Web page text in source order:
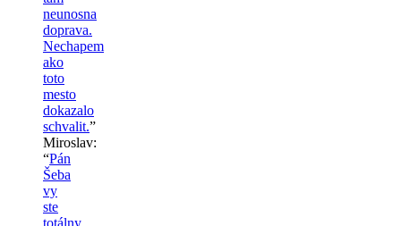
neunosna
doprava.
Nechapem
ako
toto
mesto
dokazalo
schvalit.”
Miroslav:
“Pán
Šeba
vy
ste
totálny